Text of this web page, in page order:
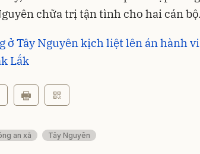
chữa trị tận tình cho hai cán bộ.
ở Tây Nguyên kịch liệt lên án hành
Lắk
an xã Tây Nguyên